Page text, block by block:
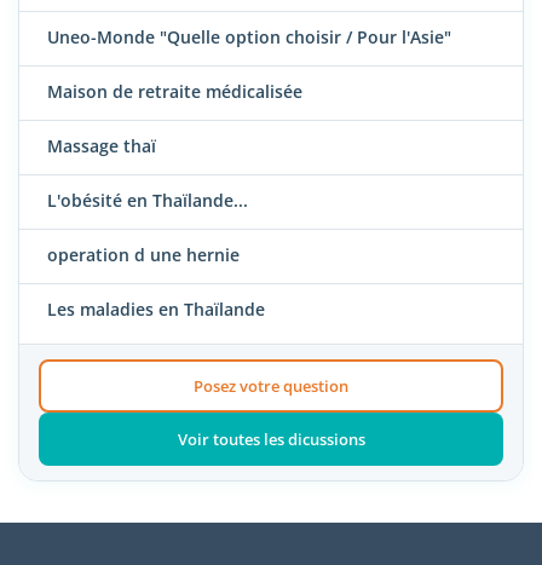
Uneo-Monde "Quelle option choisir / Pour l'Asie"
Maison de retraite médicalisée
Massage thaï
L'obésité en Thaïlande...
operation d une hernie
Les maladies en Thaïlande
Posez votre question
Voir toutes les dicussions